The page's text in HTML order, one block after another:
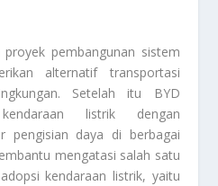
pembangunan sistem
alternatif transportasi
Setelah itu BYD
listrik dengan
pengisian daya di berbagai
mengatasi salah satu
kendaraan listrik, yaitu